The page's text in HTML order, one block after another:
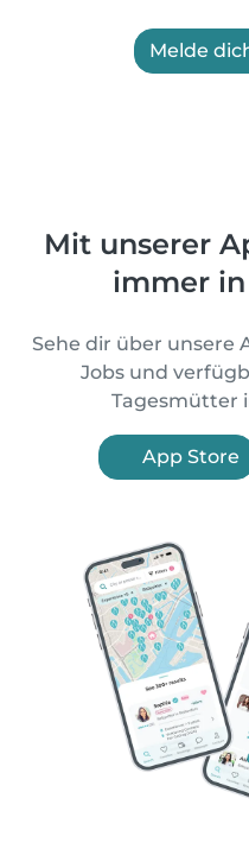
Melde
Mit unserer
immer
Sehe dir über unsere
Jobs und
Tagesmütter
App Store